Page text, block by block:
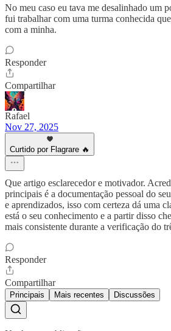
No meu caso eu tava me desalinhado um
fui trabalhar com uma turma conhecida
com a minha.
Responder
Compartilhar
Rafael
Nov 27, 2025
Curtido por Flagrare 🔥
Que artigo esclarecedor e motivador.
principais é a documentação pessoal do
e aprendizados, isso com certeza dá uma
está o seu conhecimento e a partir disso
mais consistente durante a verificação do
Responder
Compartilhar
Principais Mais recentes Discussões